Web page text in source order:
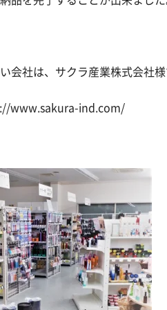
会社は、サクラ産業株式会社
www.sakura-ind.com/